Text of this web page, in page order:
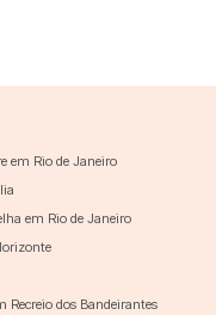
em Rio de Janeiro
em Rio de Janeiro
Recreio dos Bandeirantes